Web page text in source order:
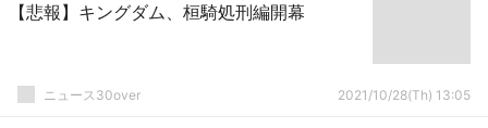
【悲報】キングダム、桓騎処刑編開幕
ニュース30over 2021/10/28(Th) 13:05